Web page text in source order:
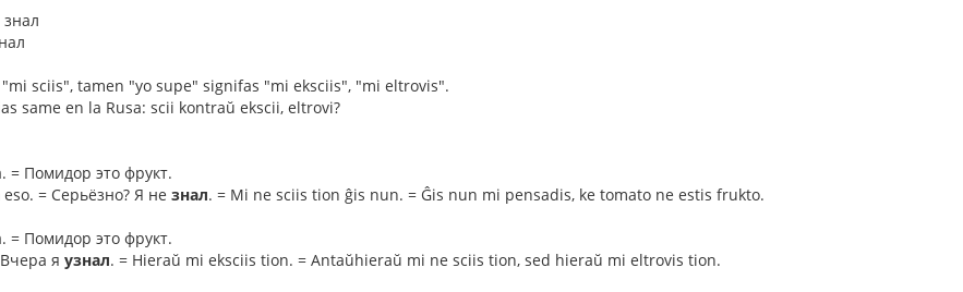
sciis", tamen "yo supe" signifas "mi eksciis", "mi eltrovis".
same en la Rusa: scii kontraŭ ekscii, eltrovi?
= Помидор это фрукт.
eso. = Серьёзно? Я не знал. = Mi ne sciis tion ĝis nun. = Ĝis nun mi pensadis, ke tomato ne estis frukto.
= Помидор это фрукт.
я узнал. = Hieraŭ mi eksciis tion. = Antaŭhieraŭ mi ne sciis tion, sed hieraŭ mi eltrovis tion.